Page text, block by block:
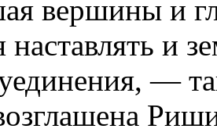
вершины и
наставлять и
—